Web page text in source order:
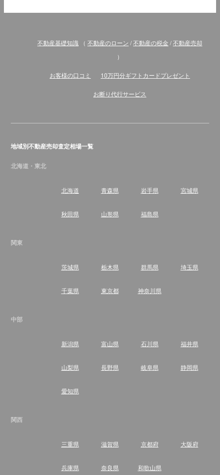
不動産基礎知識 （ 不動産のローン /不動産の税金 /不動産売却
）
お客様の口コミ 10万円分ギフトカードプレゼント
お断り代行サービス
地域別不動産売却査定相場一覧
北海道・東北
北海道 青森県 岩手県 宮城県
秋田県 山形県 福島県
関東
茨城県 栃木県 群馬県 埼玉県
千葉県 東京都 神奈川県
中部
新潟県 富山県 石川県 福井県
山梨県 長野県 岐阜県 静岡県
愛知県
関西
三重県 滋賀県 京都府 大阪府
兵庫県 奈良県 和歌山県